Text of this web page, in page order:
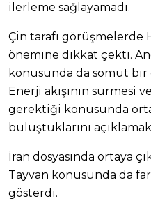
ilerleme sağlayamadı.
Çin tarafı görüşmelerde
önemine dikkat çekti.
konusunda da somut bir
Enerji akışının sürmesi
gerektiği konusunda
buluştuklarını
İran dosyasında ortaya
Tayvan konusunda da
gösterdi.